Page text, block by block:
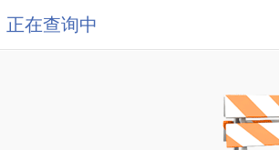
正在查询中